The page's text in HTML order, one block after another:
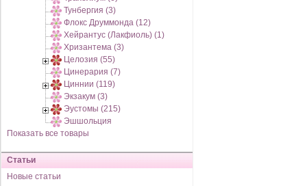
Тунбергия (3)
Флокс Друммонда (12)
Хейрантус (Лакфиоль) (1)
Хризантема (3)
Целозия (55)
Цинерария (7)
Циннии (119)
Экзакум (3)
Эустомы (215)
Эшшольция
Показать все товары
Статьи
Новые статьи